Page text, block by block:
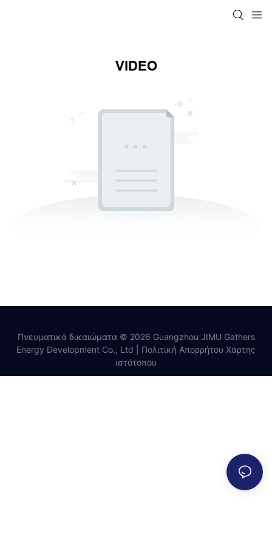
VIDEO
Πνευματικά δικαιώματα © 2026 Guangzhou JIMU Gathers
Energy Development Co., Ltd |
Πολιτική Απορρήτου Χάρτης
ιστότοπου